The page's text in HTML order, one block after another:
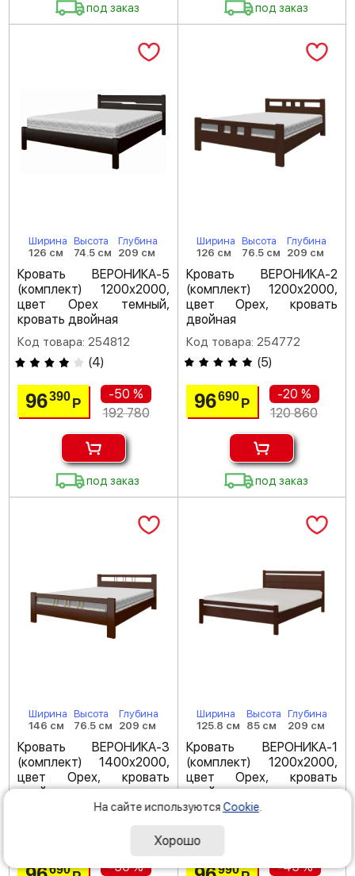
под заказ под заказ
Ширина
126 см
Высота
74.5 см
Глубина
209 см
Кровать ВЕРОНИКА-5
(комплект) 1200х2000,
цвет Орех темный,
кровать двойная
Код товара: 254812
(4)
96390Р
-50 %
192 780
под заказ
Ширина
126 см
Высота
76.5 см
Глубина
209 см
Кровать ВЕРОНИКА-2
(комплект) 1200х2000,
цвет Орех, кровать
двойная
Код товара: 254772
(5)
96690 Р
-20 %
120 860
под заказ
Ширина
146 см
Высота
76.5 см
Глубина
209 см
Кровать ВЕРОНИКА-3
(комплект) 1400х2000,
цвет Орех, кровать
двойная
Код товара: 254793
690 -50 %
Ширина
125.8 см
Высота
85 см
Глубина
209 см
Кровать ВЕРОНИКА-1
(комплект) 1200х2000,
цвет Орех, кровать
двойная
Код товара: 254769
990 -45 %
На сайте используются Cookie
Хорошо